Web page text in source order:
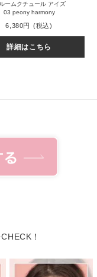
ームクチュール アイズ
03 peony harmony
6,380円 (税込)
詳細はこちら
！